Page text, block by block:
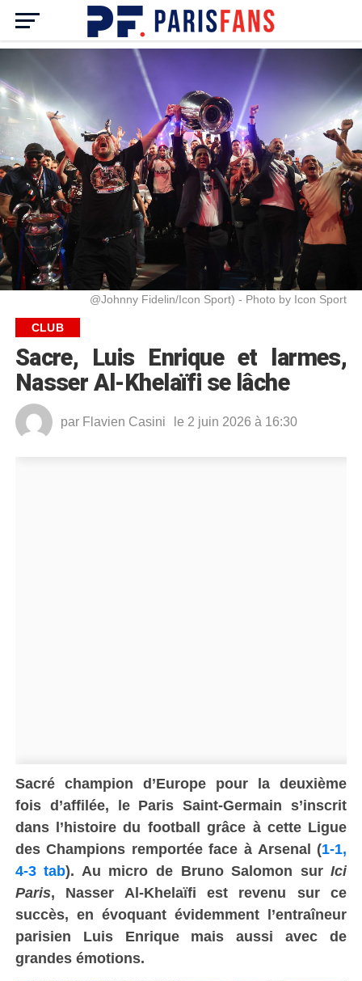
@Johnny Fidelin/Icon Sport) - Photo by Icon Sport
CLUB
Sacre, Luis Enrique et larmes,
Nasser Al-Khelaïfi se lâche
par Flavien Casini le 2 juin 2026 à 16:30
Sacré champion d’Europe pour la deuxième
fois d’affilée, le Paris Saint-Germain s’inscrit
dans l’histoire du football grâce à cette Ligue
des Champions remportée face à Arsenal (1-1,
4-3 tab). Au micro de Bruno Salomon surIci
Paris, Nasser Al-Khelaïfi est revenu sur ce
succès, en évoquant évidemment l’entraîneur
parisien Luis Enrique mais aussi avec de
grandes émotions.